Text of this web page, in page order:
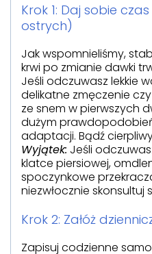
Krok 1: Daj sobie
ostrych)
Jak wspomnieliśmy,
krwi po zmianie dawki
Jeśli odczuwasz lekkie
delikatne zmęczenie
ze snem w pierwszych
dużym
adaptacji. Bądź
Wyjątek: Jeśli
klatce piersiowej,
spoczynkowe
niezwłocznie skonsultuj
Krok 2: Załóż
Zapisuj codzienne